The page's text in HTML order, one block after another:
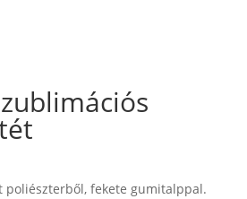
poliészterből, fekete gumitalppal.